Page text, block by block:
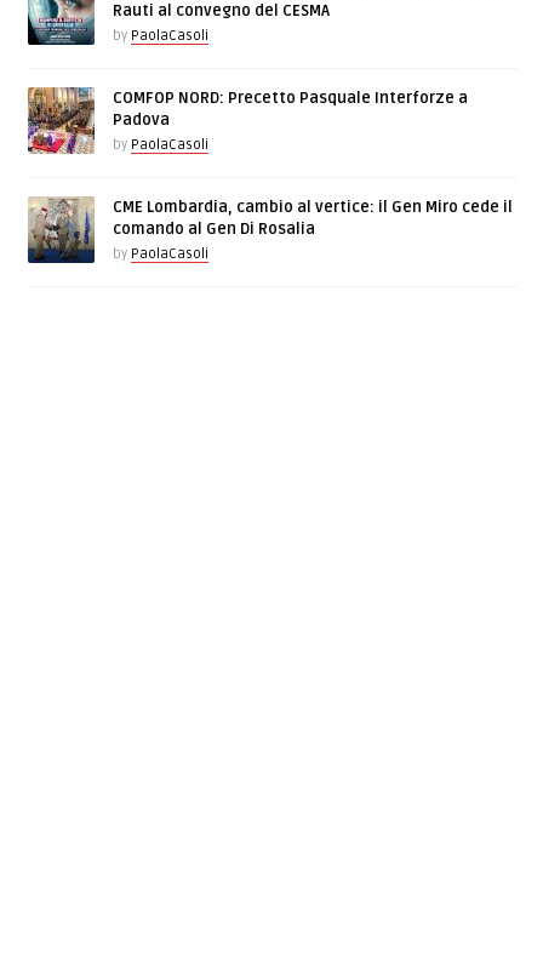
Rauti al convegno del CESMA
by PaolaCasoli
COMFOP NORD: Precetto Pasquale Interforze a
Padova
by PaolaCasoli
CME Lombardia, cambio al vertice: il Gen Miro cede il
comando al Gen Di Rosalia
by PaolaCasoli